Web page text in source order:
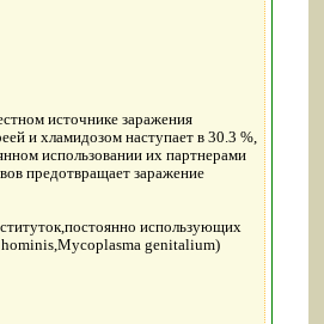
источнике заражения
и хламидозом наступает в 30.3 %,
использовании их партнерами
предотвращает заражение
использующих
hominis,Mycoplasma genitalium)